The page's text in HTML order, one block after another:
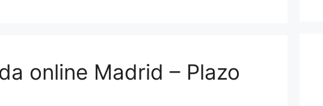
online Madrid – Plazo